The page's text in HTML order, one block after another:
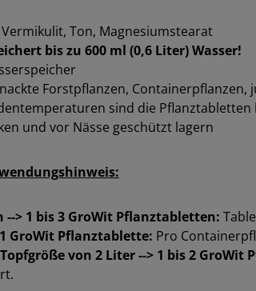
Ton, Magnesiumstearat
bis zu 600 ml (0,6 Liter) Wasser!
Forstpflanzen, Containerpflanzen,
sind die Pflanztabletten
und vor Nässe geschützt lagern
> 1 bis 3 GroWit Pflanztabletten:
GroWit Pflanztablette: Pro
von 2 Liter --> 1 bis 2 GroWit